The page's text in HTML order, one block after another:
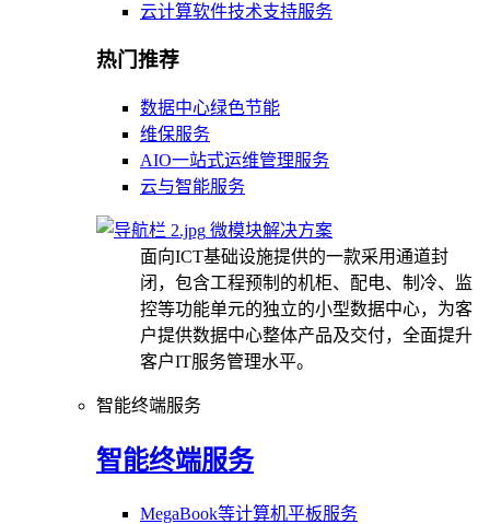
云计算软件技术支持服务
热门推荐
数据中心绿色节能
维保服务
AIO一站式运维管理服务
云与智能服务
微模块解决方案
面向ICT基础设施提供的一款采用通道封
闭，包含工程预制的机柜、配电、制冷、监
控等功能单元的独立的小型数据中心，为客
户提供数据中心整体产品及交付，全面提升
客户IT服务管理水平。
智能终端服务
智能终端服务
MegaBook等计算机平板服务